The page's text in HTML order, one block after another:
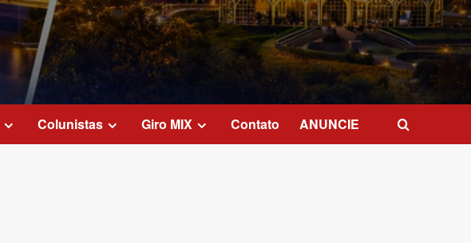
Colunistas Giro MIX Contato ANUNCIE